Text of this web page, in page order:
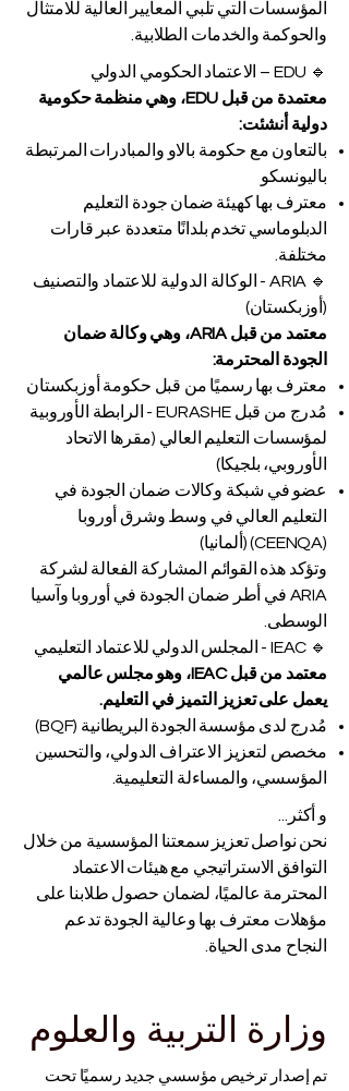
المؤسسات التي تلبي المعايير العالية للامتثال
والحوكمة والخدمات الطلابية.
🔹 EDU – الاعتماد الحكومي الدولي
معتمدة من قبل EDU، وهي منظمة حكومية
دولية أنشئت:
بالتعاون مع حكومة بالاو والمبادرات المرتبطة
باليونسكو
معترف بها كهيئة ضمان جودة التعليم
الدبلوماسي تخدم بلدانًا متعددة عبر قارات
مختلفة.
🔹 ARIA - الوكالة الدولية للاعتماد والتصنيف
(أوزبكستان)
معتمد من قبل ARIA، وهي وكالة ضمان
الجودة المحترمة:
معترف بها رسميًا من قبل حكومة أوزبكستان
مُدرج من قبل EURASHE - الرابطة الأوروبية
لمؤسسات التعليم العالي (مقرها الاتحاد
الأوروبي، بلجيكا)
عضو في شبكة وكالات ضمان الجودة في
التعليم العالي في وسط وشرق أوروبا
(CEENQA) (ألمانيا)
وتؤكد هذه القوائم المشاركة الفعالة لشركة
ARIA في أطر ضمان الجودة في أوروبا وآسيا
الوسطى.
🔹 IEAC - المجلس الدولي للاعتماد التعليمي
معتمد من قبل IEAC، وهو مجلس عالمي
يعمل على تعزيز التميز في التعليم.
مُدرج لدى مؤسسة الجودة البريطانية (BQF)
مخصص لتعزيز الاعتراف الدولي، والتحسين
المؤسسي، والمساءلة التعليمية.
و أكثر...
نحن نواصل تعزيز سمعتنا المؤسسية من خلال
التوافق الاستراتيجي مع هيئات الاعتماد
المحترمة عالميًا، لضمان حصول طلابنا على
مؤهلات معترف بها وعالية الجودة تدعم
النجاح مدى الحياة.
وزارة التربية والعلوم
تم إصدار ترخيص مؤسسي جديد رسميًا تحت